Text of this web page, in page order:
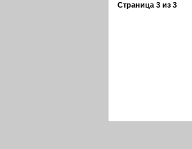
Страница 3 из 3